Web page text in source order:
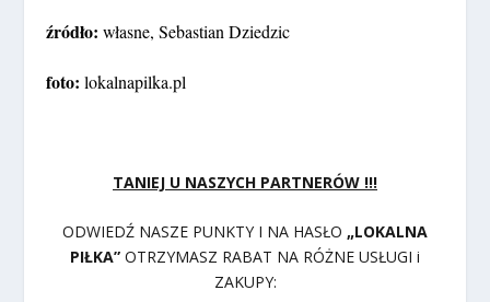
źródło:własne, Sebastian Dziedzic
foto: lokalnapilka.pl
TANIEJ U NASZYCH PARTNERÓW !!!
ODWIEDŹ NASZE PUNKTY I NA HASŁO „LOKALNA
PIŁKA” OTRZYMASZ RABAT NA RÓŻNE USŁUGI i
ZAKUPY: